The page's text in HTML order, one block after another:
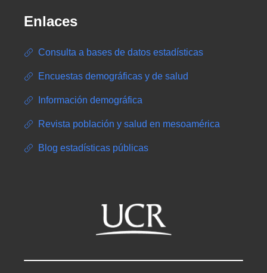
Enlaces
Consulta a bases de datos estadísticas
Encuestas demográficas y de salud
Información demográfica
Revista población y salud en mesoamérica
Blog estadísticas públicas